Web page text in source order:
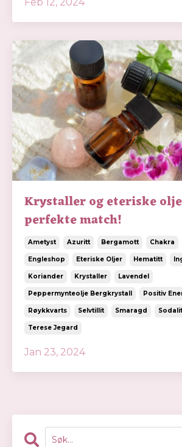
Krystaller og eteriske
perfekte match!
Ametyst Azuritt Bergamott Chakra
Engleshop Eteriske Oljer Hematitt
Koriander Krystaller Lavendel
Peppermynteolje Bergkrystall Positiv
Røykkvarts Selvtillit Smaragd
Terese Jegard
Jan 23, 2024